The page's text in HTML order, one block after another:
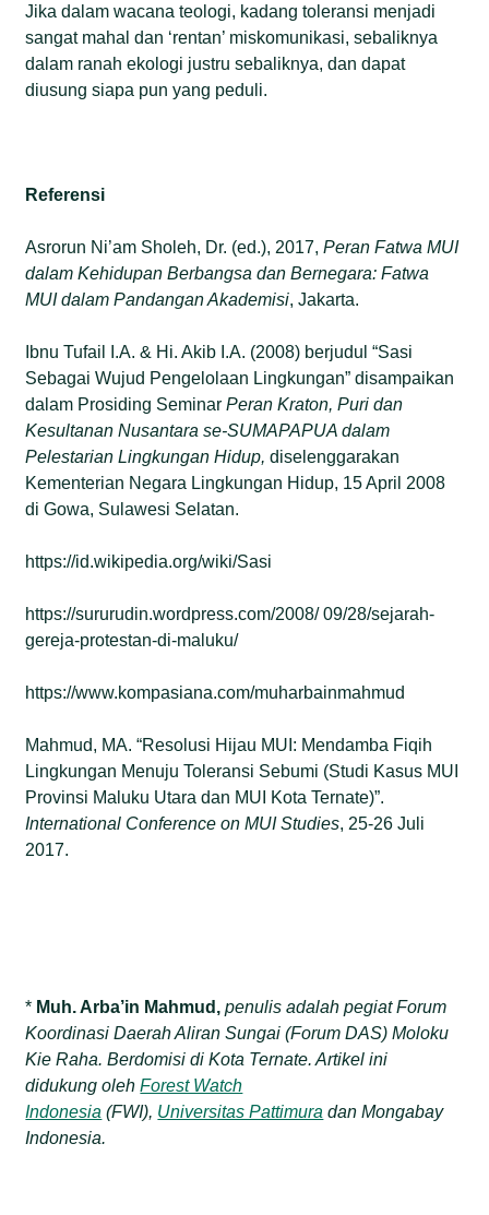
Jika dalam wacana teologi, kadang toleransi menjadi
sangat mahal dan ‘rentan’ miskomunikasi, sebaliknya
dalam ranah ekologi justru sebaliknya, dan dapat
diusung siapa pun yang peduli.
Referensi
Asrorun Ni’am Sholeh, Dr. (ed.), 2017,Peran Fatwa MUI
dalam Kehidupan Berbangsa dan Bernegara: Fatwa
MUI dalam Pandangan Akademisi, Jakarta.
Ibnu Tufail I.A. & Hi. Akib I.A. (2008) berjudul “Sasi
Sebagai Wujud Pengelolaan Lingkungan” disampaikan
dalam Prosiding SeminarPeran Kraton, Puri dan
Kesultanan Nusantara se-SUMAPAPUA dalam
Pelestarian Lingkungan Hidup,diselenggarakan
Kementerian Negara Lingkungan Hidup, 15 April 2008
di Gowa, Sulawesi Selatan.
https://id.wikipedia.org/wiki/Sasi
https://sururudin.wordpress.com/2008/ 09/28/sejarah-
gereja-protestan-di-maluku/
https://www.kompasiana.com/muharbainmahmud
Mahmud, MA. “Resolusi Hijau MUI: Mendamba Fiqih
Lingkungan Menuju Toleransi Sebumi (Studi Kasus MUI
Provinsi Maluku Utara dan MUI Kota Ternate)”.
International Conference on MUI Studies, 25-26 Juli
2017.
* Muh. Arba’in Mahmud, penulis adalah pegiat Forum
Koordinasi Daerah Aliran Sungai (Forum DAS) Moloku
Kie Raha. Berdomisi di Kota Ternate. Artikel ini
didukung olehForest Watch
Indonesia (FWI), Universitas Pattimura dan Mongabay
Indonesia.